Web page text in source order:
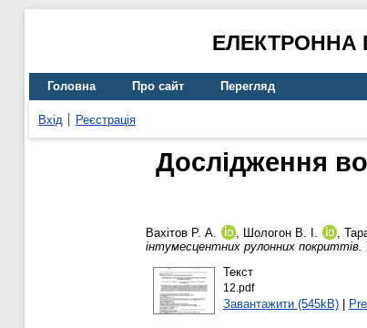
ЕЛЕКТРОННА
Головна Про сайт Перегляд
Вхід Реєстрація
Дослідження
Вахітов Р. А. , Шологон В. І. ,
інтумесцентних рулонних покриттів.
Текст
12.pdf
Завантажити (545kB)|